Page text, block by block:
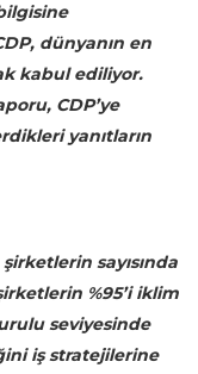
dünyanın en
kabul ediliyor.
CDP’ye
yanıtların
sayısında
%95’i iklim
seviyesinde
iş stratejilerine